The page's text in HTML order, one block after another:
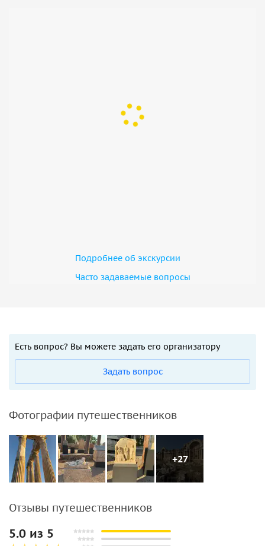
Подробнее об экскурсии
Часто задаваемые вопросы
Есть вопрос? Вы можете задать его организатору
Задать вопрос
Фотографии путешественников
+27
Отзывы путешественников
5.0 из 5